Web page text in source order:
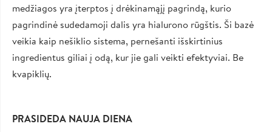
medžiagos yra įterptos į drėkinamąjį pagrindą, kurio
pagrindinė sudedamoji dalis yra hialurono rūgštis. Ši bazė
veikia kaip nešiklio sistema, pernešanti išskirtinius
ingredientus giliai į odą, kur jie gali veikti efektyviai. Be
kvapiklių.
PRASIDEDA NAUJA DIENA